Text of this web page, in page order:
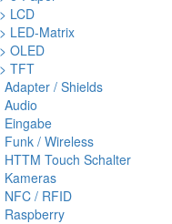
LCD
LED-Matrix
OLED
TFT
/ Shields
Audio
Eingabe
/ Wireless
Touch Schalter
Kameras
NFC / RFID
Raspberry